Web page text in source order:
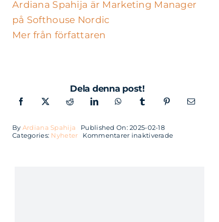
Ardiana Spahija är Marketing Manager
på Softhouse Nordic
Mer från författaren
Dela denna post!
By Ardiana Spahija
Published On: 2025-02-18
Categories: Nyheter Kommentarer inaktiveradeför